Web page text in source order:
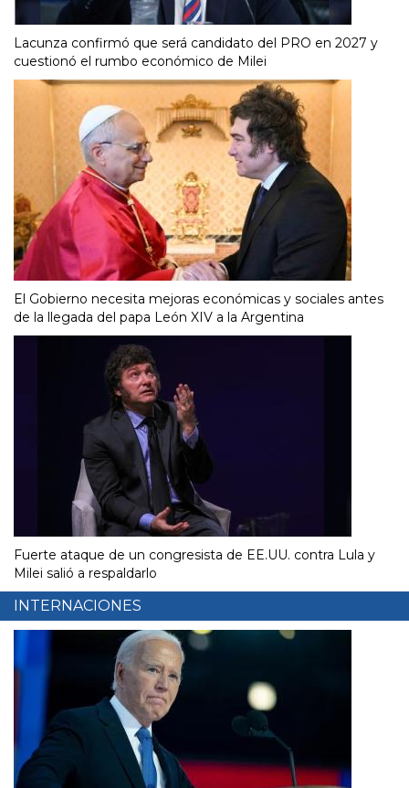
Lacunza confirmó que será candidato del PRO en 2027 y
cuestionó el rumbo económico de Milei
El Gobierno necesita mejoras económicas y sociales antes
de la llegada del papa León XIV a la Argentina
Fuerte ataque de un congresista de EE.UU. contra Lula y
Milei salió a respaldarlo
INTERNACIONES